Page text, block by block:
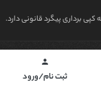
برداری پیگرد قانونی دارد.
person
ثبت نام/ورود